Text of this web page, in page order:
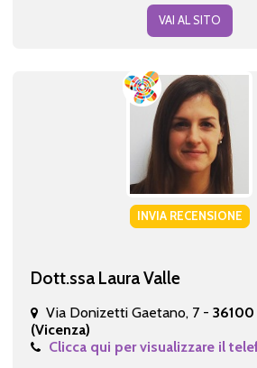
VAI AL SITO
INVIA RECENSIONE
Dott.ssa Laura Valle
Via Donizetti Gaetano, 7 - 36100
(Vicenza)
Clicca qui per visualizzare il